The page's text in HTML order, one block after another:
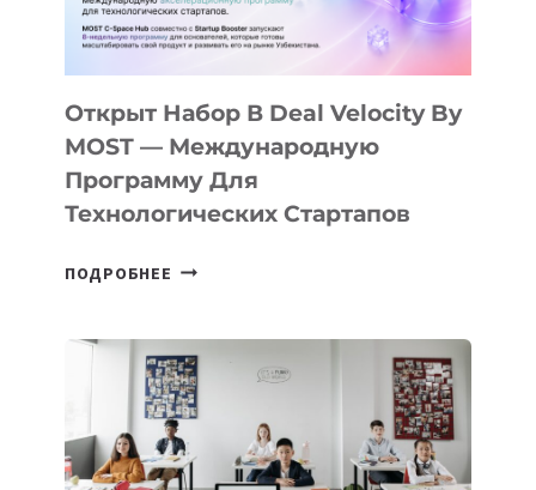
ДАЛ
30
ПОДРОСТКАМ
БИЛЕТ
В
ПРЕДПРИНИМАТЕЛЬСТВО
Открыт Набор В Deal Velocity By
MOST — Международную
Программу Для
Технологических Стартапов
ПОДРОБНЕЕ ОТКРЫТ
DEAL
VELOCITY
BY
MOST
—